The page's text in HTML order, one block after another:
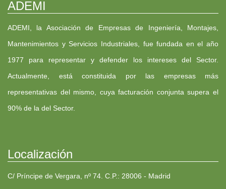
ADEMI
ADEMI, la Asociación de Empresas de Ingeniería, Montajes,
Mantenimientos y Servicios Industriales, fue fundada en el año
1977 para representar y defender los intereses del Sector.
Actualmente, está constituida por las empresas más
representativas del mismo, cuya facturación conjunta supera el
90% de la del Sector.
Localización
C/ Príncipe de Vergara, nº 74. C.P.: 28006 - Madrid